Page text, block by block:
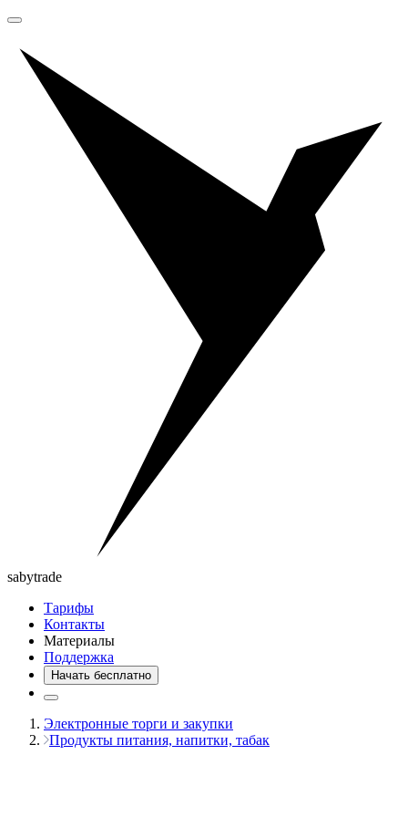
sabytrade
Тарифы
Контакты
Материалы
Поддержка
Начать бесплатно
Электронные торги и закупки
Продукты питания, напитки, табак